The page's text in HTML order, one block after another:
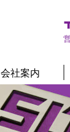
会社案内